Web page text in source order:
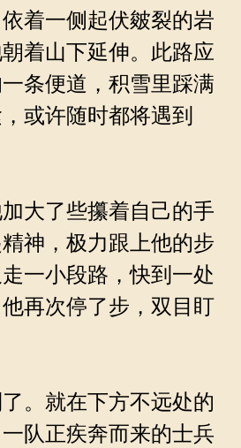
着一侧起伏皴裂的岩
着山下延伸。此路应
条便道，积雪里踩满
或许随时都将遇到
大了些攥着自己的手
神，极力跟上他的步
一小段路，快到一处
再次停了步，双目盯
。就在下方不远处的
队正疾奔而来的士兵